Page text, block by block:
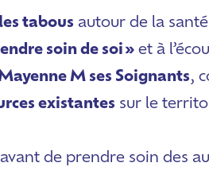
tabous autour de la
soin de soi » et à
M ses Soignants,
existantes sur le
de prendre soin des